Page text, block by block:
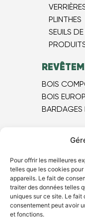
Pour offrir les meilleures
telles que les cookies
appareils. Le fait de
traiter des données telles
uniques sur ce site. Le fait
consentement peut avoir
et fonctions.
PLINTHES
SEUILS
BOIS
BOIS
BARDAGES
NOS
NOTRE
BLOG
NOUS